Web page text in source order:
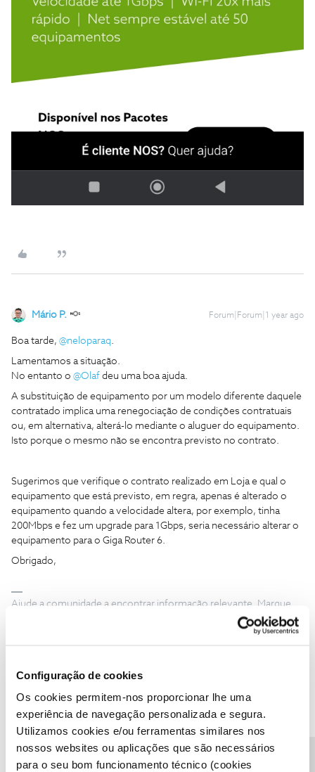
Configuração de cookies
Os cookies permitem-nos proporcionar lhe uma
experiência de navegação personalizada e segura.
Utilizamos cookies e/ou ferramentas similares nos
nossos websites ou aplicações que são necessários
para o seu bom funcionamento técnico (cookies
Mário P. Forum|Forum|1 year ago
Boa tarde, ​ @neloparaq.
Lamentamos a situação.
No entanto o @Olaf deu uma boa ajuda.
A substituição de equipamento por um modelo diferente daquele
contratado implica uma renegociação de condições contratuais
ou, em alternativa, alterá-lo mediante o aluguer do equipamento.
Isto porque o mesmo não se encontra previsto no contrato.
Sugerimos que verifique o contrato realizado em Loja e qual o
equipamento que está previsto, em regra, apenas é alterado o
equipamento quando a velocidade altera, por exemplo, tinha
200Mbps e fez um upgrade para 1Gbps, seria necessário alterar o
equipamento para o Giga Router 6.
Obrigado,
Ajude a comunidade a encontrar informação relevante. Marque
como "Melhor Resposta" e faça "Like" nos melhores comentários.
neloparaq Forum|Forum|1 year ago
Olá, se calhar não entendeu bem o que aconteceu, eu quando fui